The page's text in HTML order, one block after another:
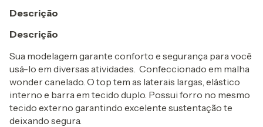
Descrição
Descrição
Sua modelagem garante conforto e segurança para você
usá-lo em diversas atividades. Confeccionado em malha
wonder canelado. O top tem as laterais largas, elástico
interno e barra em tecido duplo. Possui forro no mesmo
tecido externo garantindo excelente sustentação te
deixando segura.